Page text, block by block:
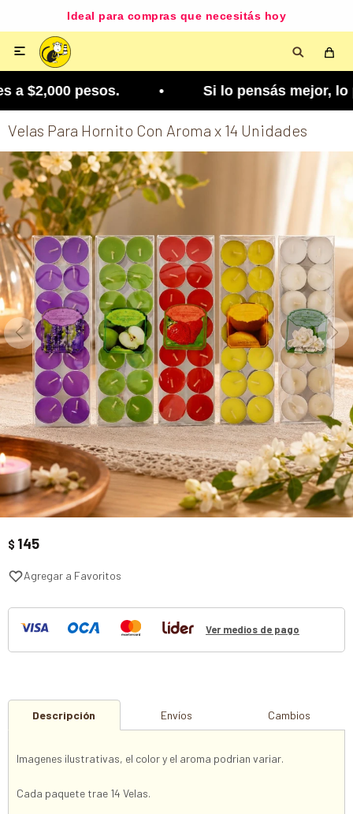
Ideal para compras que necesitás hoy

a $2,000 pesos. • Si lo pensás mejor, lo
Velas Para Hornito Con Aroma x 14 Unidades
$ 145
Ver medios de pago
Descripción Envíos Cambios
Imagenes ilustrativas, el color y el aroma podrian variar.
Cada paquete trae 14 Velas.